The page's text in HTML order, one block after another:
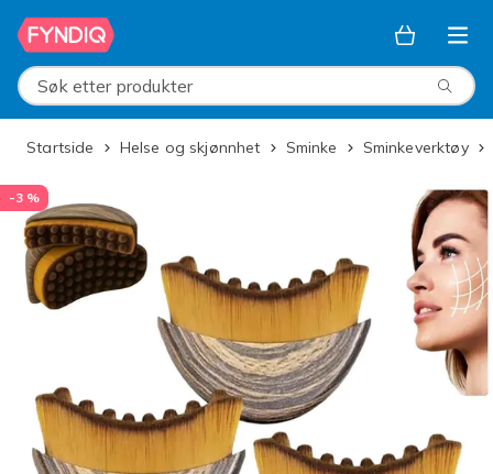
Hopp til hovedinnhold
Søk etter produkter
Startside Helse og skjønnhet Sminke Sminkeverktøy
-3 %